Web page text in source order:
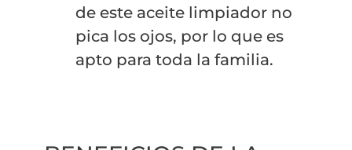
de este aceite limpiador no
pica los ojos, por lo que es
apto para toda la familia.